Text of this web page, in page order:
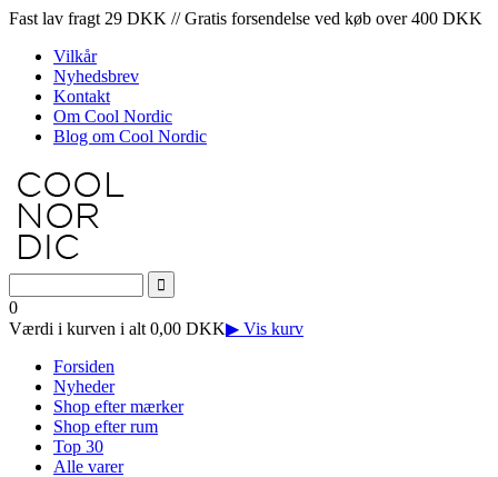
Fast lav fragt 29 DKK // Gratis forsendelse ved køb over 400 DKK
Vilkår
Nyhedsbrev
Kontakt
Om Cool Nordic
Blog om Cool Nordic
0
Værdi i kurven i alt 0,00 DKK▶ Vis kurv
Forsiden
Nyheder
Shop efter mærker
Shop efter rum
Top 30
Alle varer